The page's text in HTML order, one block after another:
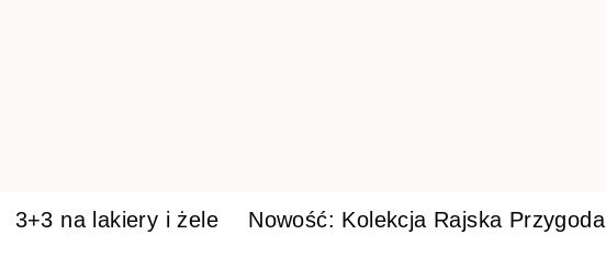
3+3 na lakiery i żele Nowość: Kolekcja Rajska Przygoda